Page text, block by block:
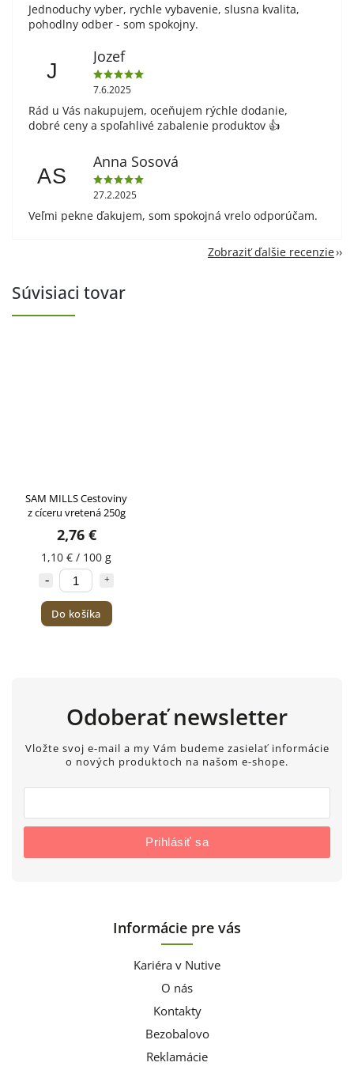
Jednoduchy vyber, rychle vybavenie, slusna kvalita,
pohodlny odber - som spokojny.
J
Jozef
7.6.2025
Rád u Vás nakupujem, oceňujem rýchle dodanie,
dobré ceny a spoľahlivé zabalenie produktov 👍
AS
Anna Sosová
27.2.2025
Veľmi pekne ďakujem, som spokojná vrelo odporúčam.
Zobraziť ďalšie recenzie
Súvisiaci tovar
SAM MILLS Cestoviny
z cíceru vretená 250g
2,76 €
1,10 € / 100 g
Do košíka
Odoberať newsletter
Vložte svoj e-mail a my Vám budeme zasielať informácie
o nových produktoch na našom e-shope.
Prihlásiť sa
Informácie pre vás
Kariéra v Nutive
O nás
Kontakty
Bezobalovo
Reklamácie